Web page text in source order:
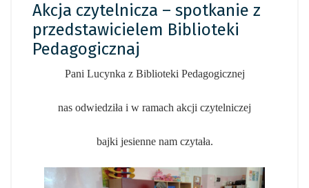
Akcja czytelnicza – spotkanie z
przedstawicielem Biblioteki
Pedagogicznaj
Pani Lucynka z Biblioteki Pedagogicznej
nas odwiedziła i w ramach akcji czytelniczej
bajki jesienne nam czytała.